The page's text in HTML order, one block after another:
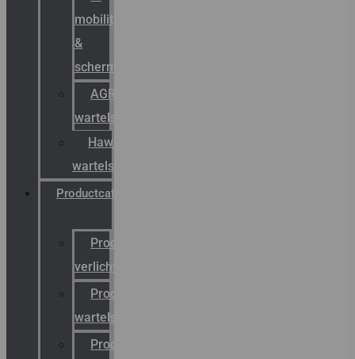
mobility
&
schermstromen
AGRO
wartels
Hawke
wartels
Productcatalogus
Productcatalogus
verlichting
Productcatalogus
wartels
Productcatalogus